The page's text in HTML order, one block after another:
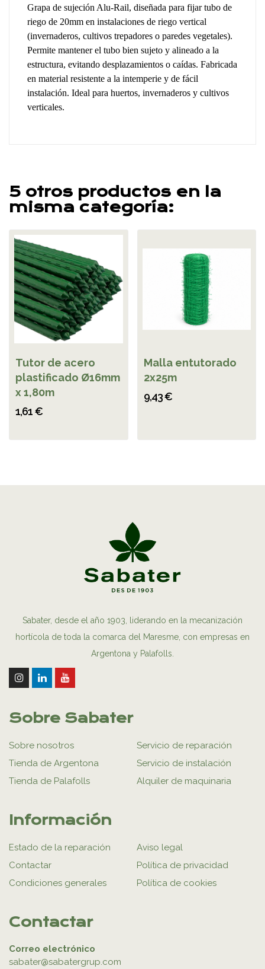
Grapa de sujeción Alu-Rail, diseñada para fijar tubo de
riego de 20mm en instalaciones de riego vertical
(invernaderos, cultivos trepadores o paredes vegetales).
Permite mantener el tubo bien sujeto y alineado a la
estructura, evitando desplazamientos o caídas. Fabricada
en material resistente a la intemperie y de fácil
instalación. Ideal para huertos, invernaderos y cultivos
verticales.
5 otros productos en la
misma categoría:
Tutor de acero
plastificado Ø16mm
x 1,80m
1,61 €
Malla entutorado
2x25m
9,43 €
Sabater, desde el año 1903, liderando en la mecanización
hortícola de toda la comarca del Maresme, con empresas en
Argentona y Palafolls.
Sobre Sabater
Sobre nosotros
Tienda de Argentona
Tienda de Palafolls
Servicio de reparación
Servicio de instalación
Alquiler de maquinaria
Información
Estado de la reparación
Contactar
Condiciones generales
Aviso legal
Política de privacidad
Política de cookies
Contactar
Correo electrónico
sabater@sabatergrup.com